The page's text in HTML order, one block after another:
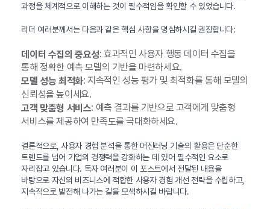
과정을 체계적으로 이해하는 것이 필수적임을 확인할 수 있었습니다.
리더 여러분께서는 다음과 같은 핵심 사항을 명심하시길 권장합니다:
데이터 수집의 중요성: 효과적인 사용자 행동 데이터 수집을
통해 정확한 예측 모델의 기반을 마련하세요.
모델 성능 최적화: 지속적인 성능 평가 및 최적화를 통해 모델의
신뢰성을 높이세요.
고객 맞춤형 서비스: 예측 결과를 기반으로 고객에게 맞춤형
서비스를 제공하여 만족도를 극대화하세요.
결론적으로, 사용자 경험 분석을 통한 머신러닝 기술의 활용은 단순한
트렌드를 넘어 기업의 경쟁력을 강화하는 데 있어 필수적인 요소로
자리잡고 있습니다. 독자 여러분이 이 포스트에서 전달된 내용을
바탕으로 자신의 비즈니스에 적합한 사용자 경험 개선 전략을 수립하고,
지속적으로 발전해 나가는 길을 모색하시길 바랍니다.